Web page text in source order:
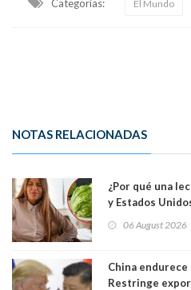
Categorias: El Mundo
NOTAS RELACIONADAS
¿Por qué una
y Estados
06 August 2026
China endurece
Restringe